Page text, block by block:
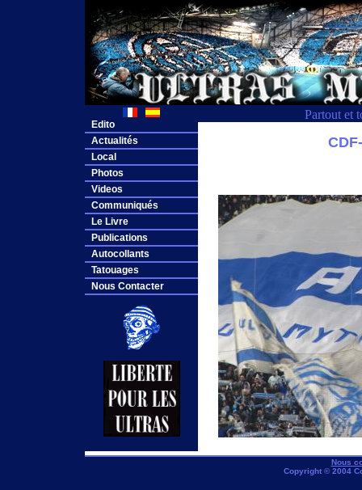
Partout et
Edito
Actualités
Local
Photos
Videos
Communiqués
Le Livre
Publications
Autocollants
Tatouages
Nous Contacter
Nous
Copyright © 2004